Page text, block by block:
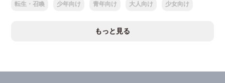
転生・召喚 少年向け 青年向け 大人向け 少女向け
もっと見る